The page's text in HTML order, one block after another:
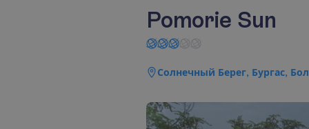
Pomorie Sun
Солнечный Берег, Бургас,